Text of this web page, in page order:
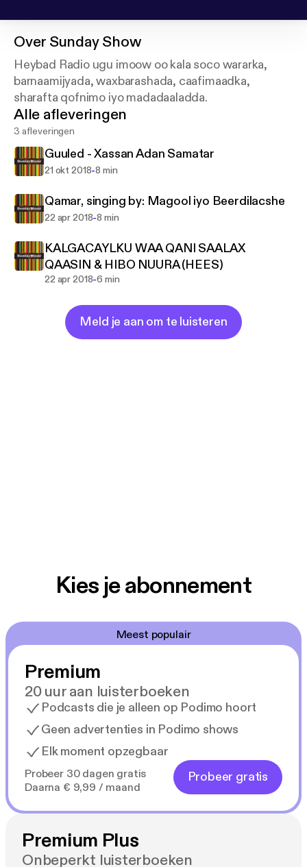
Over Sunday Show
Heybad Radio ugu imoow oo kala soco wararka,
barnaamijyada, waxbarashada, caafimaadka,
sharafta qofnimo iyo madadaaladda.
Alle afleveringen
3 afleveringen
Guuled - Xassan Adan Samatar
21 okt 2018-8 min
Qamar, singing by: Magool iyo Beerdilacshe
22 apr 2018-8 min
KALGACAYLKU WAA QANI SAALAX
QAASIN & HIBO NUURA (HEES)
22 apr 2018-6 min
Meld je aan om te luisteren
Kies je abonnement
Meest populair
Premium
20 uur aan luisterboeken
Podcasts die je alleen op Podimo hoort
Geen advertenties in Podimo shows
Elk moment opzegbaar
Probeer 30 dagen gratis
Daarna € 9,99 / maand
Probeer gratis
Premium Plus
Onbeperkt luisterboeken